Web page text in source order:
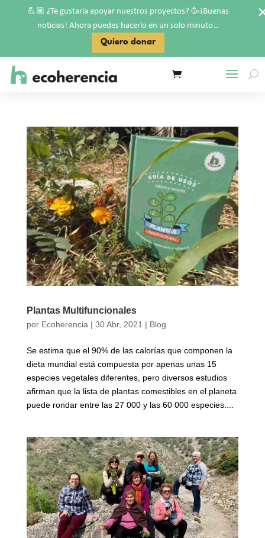
Plantas Multifuncionales
por Ecoherencia | 30 Abr, 2021 | Blog
Se estima que el 90% de las calorías que componen la
dieta mundial está compuesta por apenas unas 15
especies vegetales diferentes, pero diversos estudios
afirman que la lista de plantas comestibles en el planeta
puede rondar entre las 27 000 y las 60 000 especies....
💪🏽 ¿Te gustaría apoyar nuestros proyectos? 🥳¡Buenas
noticias! Ahora puedes hacerlo en un solo minuto…
Quiero donar